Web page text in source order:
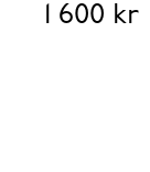
Pris
1 600 kr